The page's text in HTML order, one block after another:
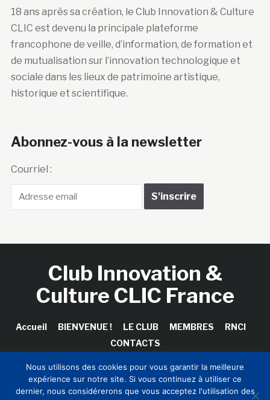
18 ans après sa création, le Club Innovation & Culture
CLIC est devenu la principale plateforme
francophone de veille, d’information, de formation et
de mutualisation sur l’innovation technologique et
sociale dans les lieux de patrimoine artistique,
historique et scientifique.
Abonnez-vous à la newsletter
Courriel :
Club Innovation &
Culture CLIC France
Accueil BIENVENUE ! LE CLUB MEMBRES
RNCI
CONTACTS
Copyright © 2026 Club Innovation & Culture CLIC France /
Nous utilisons des cookies pour vous garantir la meilleure
expérience sur notre site. Si vous continuez à utiliser ce
dernier, nous considérerons que vous acceptez l'utilisation des